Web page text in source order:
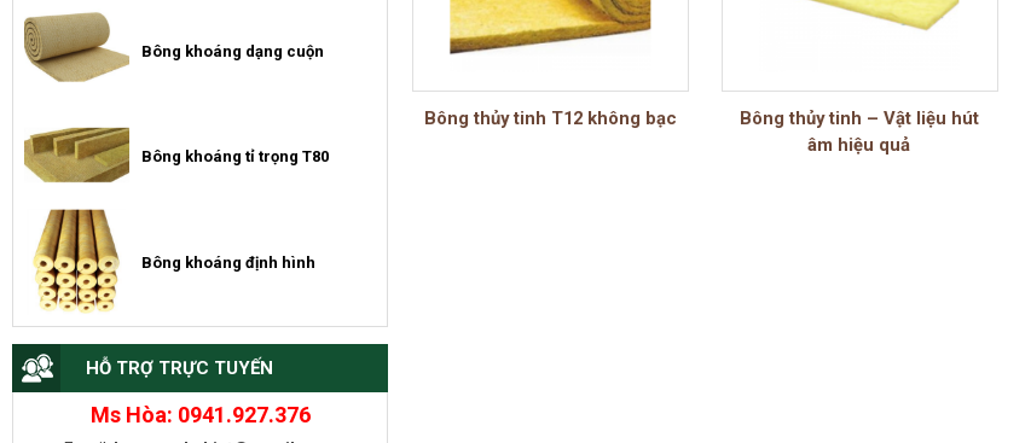
Bông khoáng dạng cuộn
Bông khoáng tỉ trọng T80
Bông khoáng định hình
HỖ TRỢ TRỰC TUYẾN
Ms Hòa: 0941.927.376
Bông thủy tinh T12 không bạc
Bông thủy tinh – Vật liệu hút
âm hiệu quả